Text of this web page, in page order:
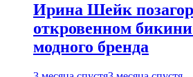
Ирина Шейк
откровенном
модного бренда